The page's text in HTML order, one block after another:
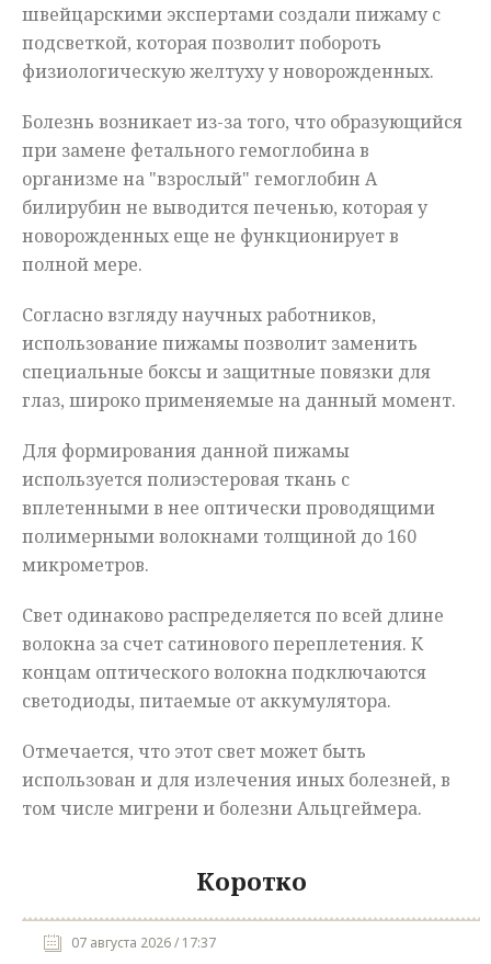
швейцарскими экспертами создали пижаму с
подсветкой, которая позволит побороть
физиологическую желтуху у новорожденных.
Болезнь возникает из-за того, что образующийся
при замене фетального гемоглобина в
организме на "взрослый" гемоглобин А
билирубин не выводится печенью, которая у
новорожденных еще не функционирует в
полной мере.
Согласно взгляду научных работников,
использование пижамы позволит заменить
специальные боксы и защитные повязки для
глаз, широко применяемые на данный момент.
Для формирования данной пижамы
используется полиэстеровая ткань с
вплетенными в нее оптически проводящими
полимерными волокнами толщиной до 160
микрометров.
Свет одинаково распределяется по всей длине
волокна за счет сатинового переплетения. К
концам оптического волокна подключаются
светодиоды, питаемые от аккумулятора.
Отмечается, что этот свет может быть
использован и для излечения иных болезней, в
том числе мигрени и болезни Альцгеймера.
Коротко
07 августа 2026 / 17:37